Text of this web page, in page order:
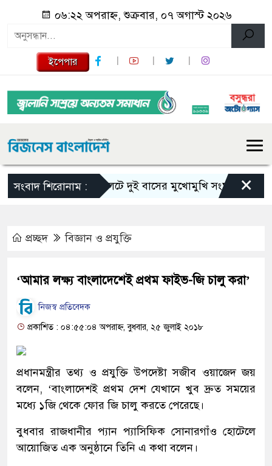
০৬:২২ অপরাহ্ন, শুক্রবার, ০৭ অগাস্ট ২০২৬
ইপেপার
সংবাদ শিরোনাম :সিলেটে দুই বাসের মুখোমুখি সংঘর্ষে নিহত বেড়ে
×
প্রচ্ছদ বিজ্ঞান ও প্রযুক্তি
‘আমার লক্ষ্য বাংলাদেশেই প্রথম ফাইভ-জি চালু করা’
নিজস্ব প্রতিবেদক
প্রকাশিত : ০৪:৫৫:০৪ অপরাহ্ন, বুধবার, ২৫ জুলাই ২০১৮
প্রধানমন্ত্রীর তথ্য ও প্রযুক্তি উপদেষ্টা সজীব ওয়াজেদ জয়
বলেন, ‘বাংলাদেশই প্রথম দেশ যেখানে খুব দ্রুত সময়ের
মধ্যে ১জি থেকে ফোর জি চালু করতে পেরেছে।
বুধবার রাজধানীর প্যান প্যাসিফিক সোনারগাঁও হোটেলে
আয়োজিত এক অনুষ্ঠানে তিনি এ কথা বলেন।